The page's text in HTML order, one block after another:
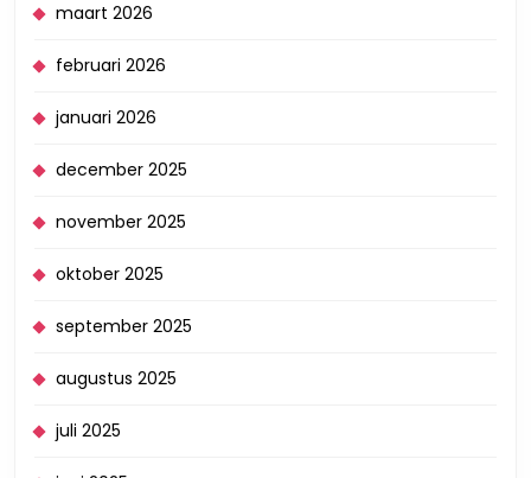
maart 2026
februari 2026
januari 2026
december 2025
november 2025
oktober 2025
september 2025
augustus 2025
juli 2025